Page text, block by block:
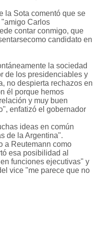
la Sota comentó que se
Carlos
contar conmigo, que
candidato en
la sociedad
de los presidenciables y
no despierta rechazos en
él porque hemos
y muy buen
enfatizó el gobernador
ideas en común
de la Argentina".
a Reutemann como
esa posibilidad al
funciones ejecutivas" y
vice "me parece que no